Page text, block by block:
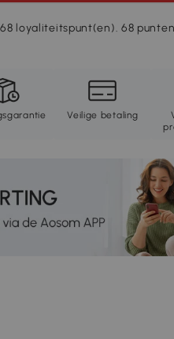
loyaliteitspunt(en). 68
Veilige betaling